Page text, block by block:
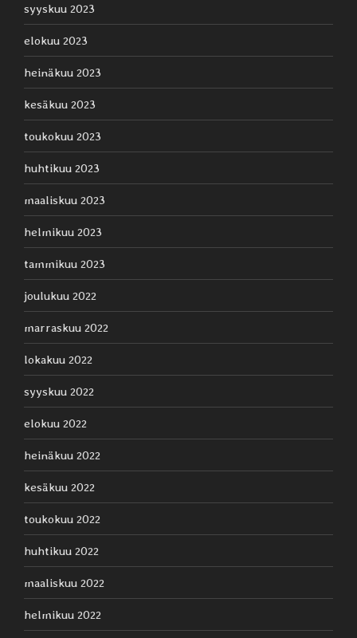
syyskuu 2023
elokuu 2023
heinäkuu 2023
kesäkuu 2023
toukokuu 2023
huhtikuu 2023
maaliskuu 2023
helmikuu 2023
tammikuu 2023
joulukuu 2022
marraskuu 2022
lokakuu 2022
syyskuu 2022
elokuu 2022
heinäkuu 2022
kesäkuu 2022
toukokuu 2022
huhtikuu 2022
maaliskuu 2022
helmikuu 2022